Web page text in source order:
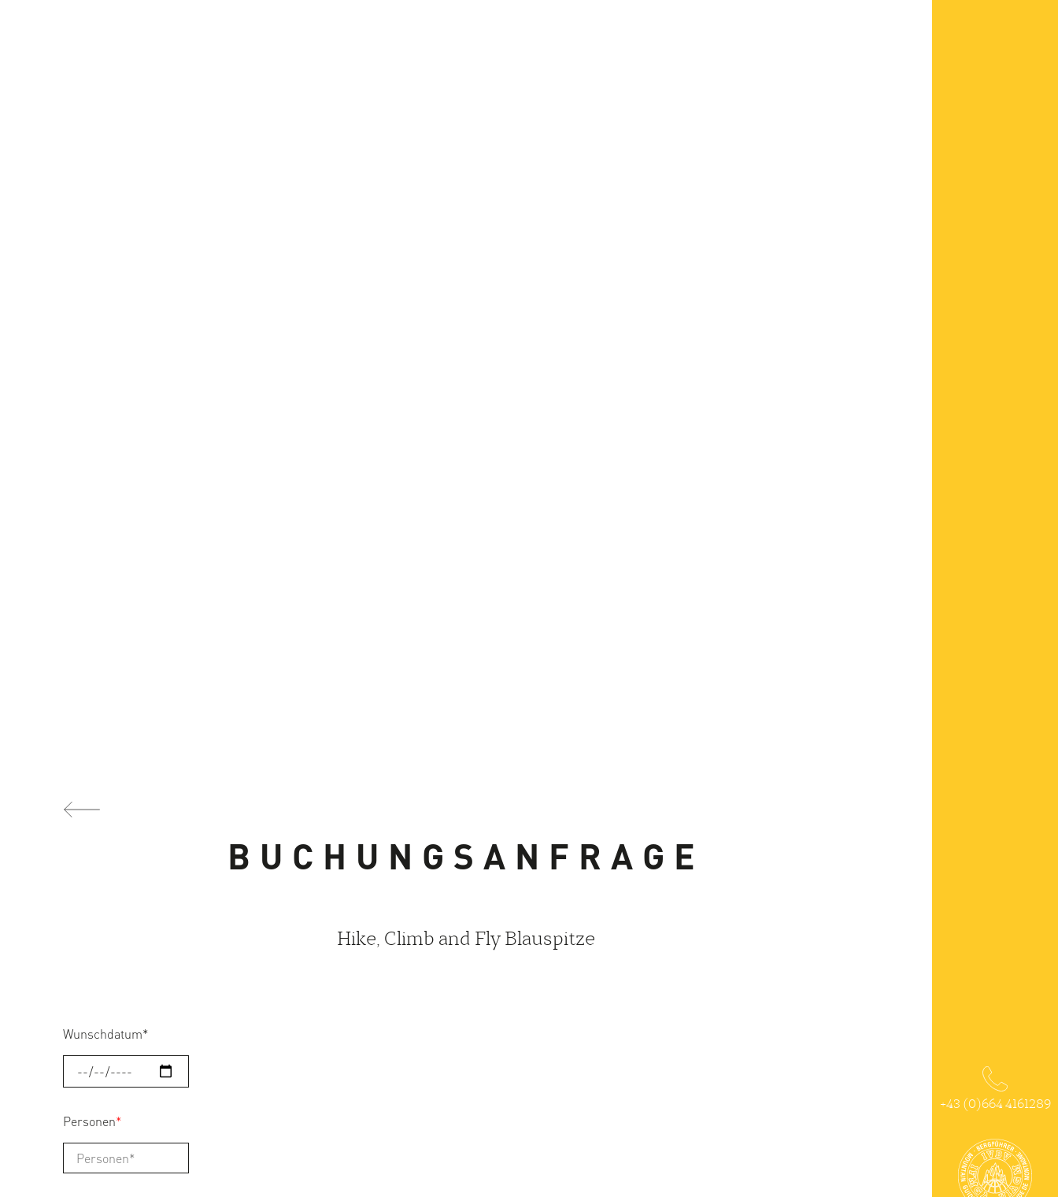
+43 (0)664 4161289
BUCHUNGSANFRAGE
Hike, Climb and Fly Blauspitze
Wunschdatum*
Personen*